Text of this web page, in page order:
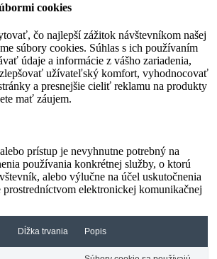
cookies
čo najlepší zážitok návštevníkom našej
súbory cookies. Súhlas s ich používaním
údaje a informácie z vášho zariadenia,
užívateľský komfort, vyhodnocovať
a presnejšie cieliť reklamu na produkty
mať záujem.
prístup je nevyhnutne potrebný na
používania konkrétnej služby, o ktorú
alebo výlučne na účel uskutočnenia
elektronickej komunikačnej
Dĺžka trvania Popis